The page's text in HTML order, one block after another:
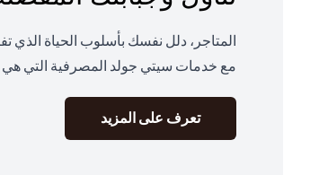
المتاجر، دلل نفسك بأسلوب الحياة
مع خدمات سيتي جولد المصرفية التي هي
تعرف على المزيد